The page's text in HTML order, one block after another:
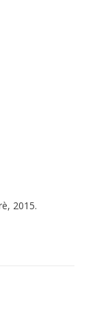
2015.